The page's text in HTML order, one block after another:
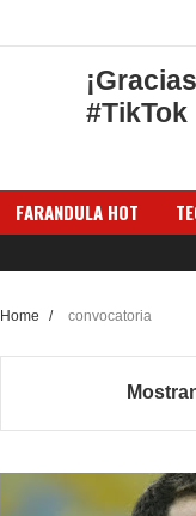
#TikTok
FARANDULA HOT
Home / convocatoria